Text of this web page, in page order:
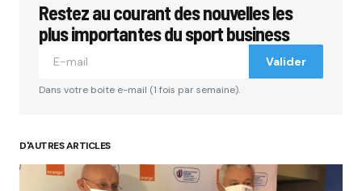
Restez au courant des nouvelles les
plus importantes du sport business
Valider
Dans votre boite e-mail (1 fois par semaine).
D'AUTRES ARTICLES